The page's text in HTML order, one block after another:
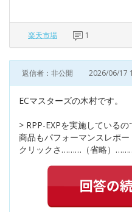
楽天市場 1
返信者：非公開 2026/06/17
ECマスターズの木村です。
> RPP-EXPを実施している
商品もパフォーマンスレポ
クリックさ………（省略）